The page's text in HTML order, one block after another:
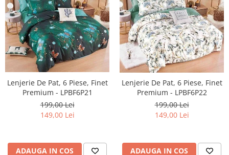
Lenjerie De Pat, 6 Piese, Finet
Premium - LPBF6P21
199,00 Lei
149,00 Lei
ADAUGA IN COS
Lenjerie De Pat, 6 Piese, Finet
Premium - LPBF6P22
199,00 Lei
149,00 Lei
ADAUGA IN COS